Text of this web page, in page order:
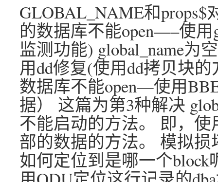
GLOBAL_NAME和props$
的数据库不能open—–使
监测功能) global_name为
用dd修复(使用dd拷贝块
数据库不能open—使用
据） 这篇为第3种解决
不能启动的方法。 即，
部的数据的方法。 模拟损
如何定位到是哪一个